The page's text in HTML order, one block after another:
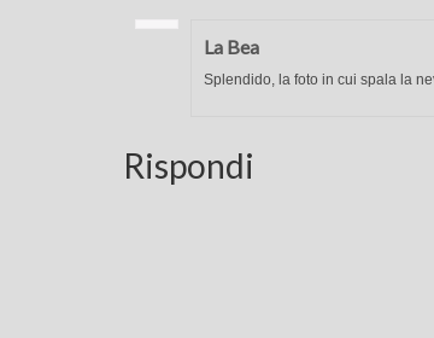
La Bea
Splendido, la foto in cui spala la
Rispondi